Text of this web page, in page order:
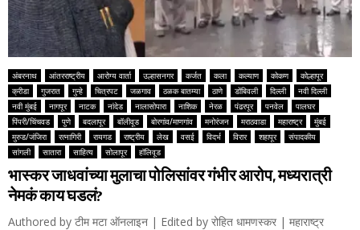
अंबरनाथ आंतरराष्ट्रीय आरोग्य वार्ता उल्हासनगर कर्जत कला कल्याण कोकण
कोल्हापूर
क्रीडा
गुजरात गुन्हे चित्रपट जळगाव ठळक बातम्या ठाणे डोंबिवली दिल्ली
नवी दिल्ली
नवी मुंबई
नागपूर नाटक नांदेड नालासोपारा नाशिक नेरळ पंढरपूर पनवेल
पालघर
पिंपरी/चिंचवड
पुणे बदलापूर बॉलीवूड बोरगांव/माणगांव मनोरंजन मराठवाडा महाराष्ट्र
मुंबई
मुरुड/जंजिरा
रत्नागिरी रायगड राष्ट्रीय लेख वसई विदर्भ विरार शहापूर
संपादकीय
सांगली
सातारा साहित्य सोलापूर हॉलिवूड
भास्कर जाधवांच्या मुलाचा पोलिसांवर गंभीर आरोप, मध्यरात्री
नेमकं काय घडलं?
Authored by टीम मटा ऑनलाइन | Edited by रोहित धामणस्कर | महाराष्ट्र